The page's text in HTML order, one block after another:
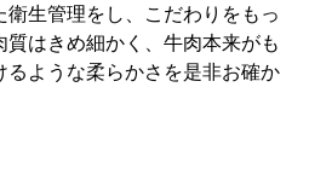
生管理をし、こだわりをもっ
はきめ細かく、牛肉本来がも
ような柔らかさを是非お確か